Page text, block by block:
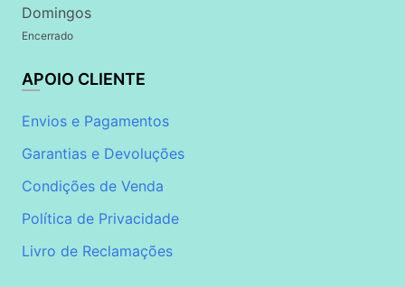
Domingos
Encerrado
APOIO CLIENTE
Envios e Pagamentos
Garantias e Devoluções
Condições de Venda
Política de Privacidade
Livro de Reclamações